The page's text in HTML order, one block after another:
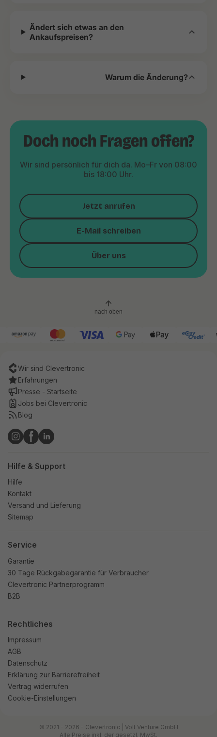
Ändert sich etwas an den
Ankaufspreisen?
Warum die Änderung?
Doch noch Fragen offen?
Wir sind persönlich für dich da. Mo–Fr von 08:00
bis 18:00 Uhr.
Jetzt anrufen
E-Mail schreiben
Über uns
nach oben
Wir sind Clevertronic
Erfahrungen
Presse - Startseite
Jobs bei Clevertronic
Blog
Hilfe & Support
Hilfe
Kontakt
Versand und Lieferung
Sitemap
Service
Garantie
30 Tage Rückgabegarantie für Verbraucher
Clevertronic Partnerprogramm
B2B
Rechtliches
Impressum
AGB
Datenschutz
Erklärung zur Barrierefreiheit
Vertrag widerrufen
Cookie-Einstellungen
© 2021 - 2026 - Clevertronic | Volt Venture GmbH
Alle Preise inkl. der gesetzl. MwSt.